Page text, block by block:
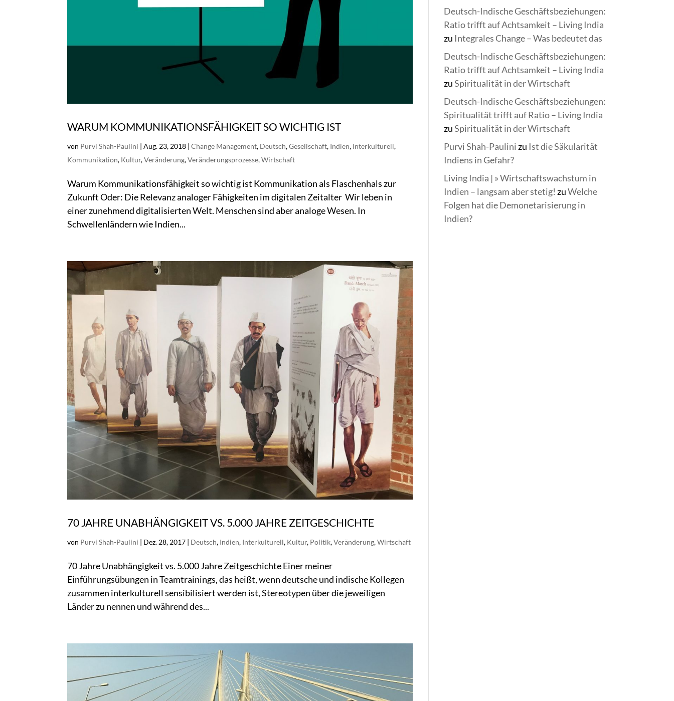
WARUM KOMMUNIKATIONSFÄHIGKEIT SO WICHTIG IST
von Purvi Shah-Paulini |Aug. 23, 2018 |Change Management, Deutsch,Gesellschaft, Indien, Interkulturell,
Kommunikation, Kultur,Veränderung,Veränderungsprozesse,Wirtschaft
Warum Kommunikationsfähigkeit so wichtig ist Kommunikation als Flaschenhals zur
Zukunft Oder: Die Relevanz analoger Fähigkeiten im digitalen Zeitalter Wir leben in
einer zunehmend digitalisierten Welt. Menschen sind aber analoge Wesen. In
Schwellenländern wie Indien...
70 JAHRE UNABHÄNGIGKEIT VS. 5.000 JAHRE ZEITGESCHICHTE
von Purvi Shah-Paulini | Dez. 28, 2017 | Deutsch, Indien, Interkulturell, Kultur, Politik,Veränderung,Wirtschaft
70 Jahre Unabhängigkeit vs. 5.000 Jahre Zeitgeschichte Einer meiner
Einführungsübungen in Teamtrainings, das heißt, wenn deutsche und indische Kollegen
zusammen interkulturell sensibilisiert werden ist, Stereotypen über die jeweiligen
Länder zu nennen und während des...
Deutsch-Indische Geschäftsbeziehungen:
Ratio trifft auf Achtsamkeit – Living India
zu Integrales Change – Was bedeutet das
Deutsch-Indische Geschäftsbeziehungen:
Ratio trifft auf Achtsamkeit – Living India
zuSpiritualität in der Wirtschaft
Deutsch-Indische Geschäftsbeziehungen:
Spiritualität trifft auf Ratio – Living India
zuSpiritualität in der Wirtschaft
Purvi Shah-Paulinizu Ist die Säkularität
Indiens in Gefahr?
Living India | » Wirtschaftswachstum in
Indien – langsam aber stetig! zuWelche
Folgen hat die Demonetarisierung in
Indien?